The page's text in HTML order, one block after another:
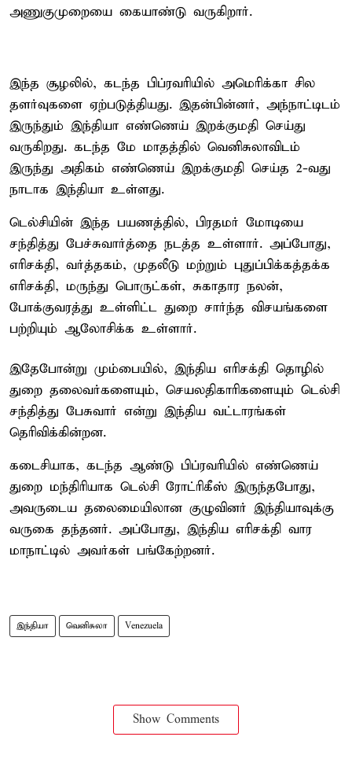
அணுகுமுறையை கையாண்டு வருகிறார்.
இந்த சூழலில், கடந்த பிப்ரவரியில் அமெரிக்கா சில
தளர்வுகளை ஏற்படுத்தியது. இதன்பின்னர், அந்நாட்டிடம்
இருந்தும் இந்தியா எண்ணெய் இறக்குமதி செய்து
வருகிறது. கடந்த மே மாதத்தில் வெனிசுலாவிடம்
இருந்து அதிகம் எண்ணெய் இறக்குமதி செய்த 2-வது
நாடாக இந்தியா உள்ளது.
டெல்சியின் இந்த பயணத்தில், பிரதமர் மோடியை
சந்தித்து பேச்சுவார்த்தை நடத்த உள்ளார். அப்போது,
எரிசக்தி, வர்த்தகம், முதலீடு மற்றும் புதுப்பிக்கத்தக்க
எரிசக்தி, மருந்து பொருட்கள், சுகாதார நலன்,
போக்குவரத்து உள்ளிட்ட துறை சார்ந்த விசயங்களை
பற்றியும் ஆலோசிக்க உள்ளார்.
இதேபோன்று மும்பையில், இந்திய எரிசக்தி தொழில்
துறை தலைவர்களையும், செயலதிகாரிகளையும் டெல்சி
சந்தித்து பேசுவார் என்று இந்திய வட்டாரங்கள்
தெரிவிக்கின்றன.
கடைசியாக, கடந்த ஆண்டு பிப்ரவரியில் எண்ணெய்
துறை மந்திரியாக டெல்சி ரோட்ரிகீஸ் இருந்தபோது,
அவருடைய தலைமையிலான குழுவினர் இந்தியாவுக்கு
வருகை தந்தனர். அப்போது, இந்திய எரிசக்தி வார
மாநாட்டில் அவர்கள் பங்கேற்றனர்.
இந்தியா வெனிசுலா Venezuela
Show Comments